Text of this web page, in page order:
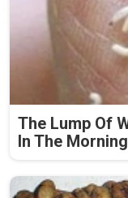
The Lump Of
In The